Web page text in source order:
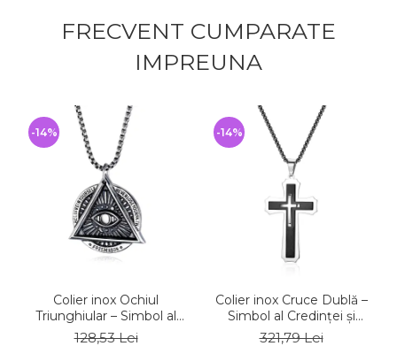
FRECVENT CUMPARATE
IMPREUNA
Colier inox Ochiul
Triunghiular – Simbol al
Cunoașterii și Protecției
128,53 Lei
-14%
Colier inox Cruce Dublă –
Simbol al Credinței și
Puterii Interioare
321,79 Lei
-14%